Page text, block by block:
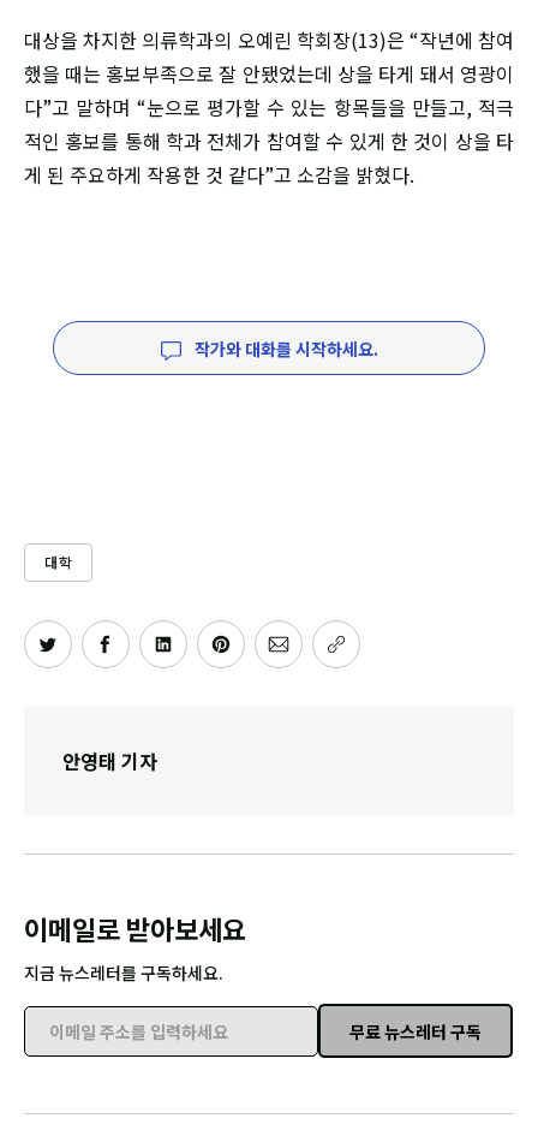
대상을 차지한 의류학과의 오예린 학회장(13)은 “작년에 참여
했을 때는 홍보부족으로 잘 안됐었는데 상을 타게 돼서 영광이
다”고 말하며 “눈으로 평가할 수 있는 항목들을 만들고, 적극
적인 홍보를 통해 학과 전체가 참여할 수 있게 한 것이 상을 타
게 된 주요하게 작용한 것 같다”고 소감을 밝혔다.
작가와 대화를 시작하세요.
대학
안영태 기자
이메일로 받아보세요
지금 뉴스레터를 구독하세요.
이메일 주소를 입력하세요
무료 뉴스레터 구독